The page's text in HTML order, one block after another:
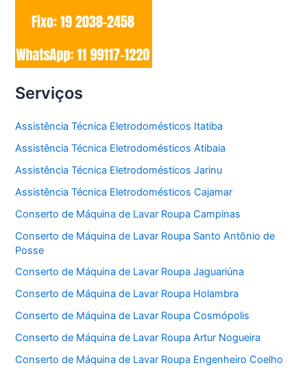
Serviços
Assistência Técnica Eletrodomésticos Itatiba
Assistência Técnica Eletrodomésticos Atibaia
Assistência Técnica Eletrodomésticos Jarinu
Assistência Técnica Eletrodomésticos Cajamar
Conserto de Máquina de Lavar Roupa Campinas
Conserto de Máquina de Lavar Roupa Santo Antônio de
Posse
Conserto de Máquina de Lavar Roupa Jaguariúna
Conserto de Máquina de Lavar Roupa Holambra
Conserto de Máquina de Lavar Roupa Cosmópolis
Conserto de Máquina de Lavar Roupa Artur Nogueira
Conserto de Máquina de Lavar Roupa Engenheiro Coelho